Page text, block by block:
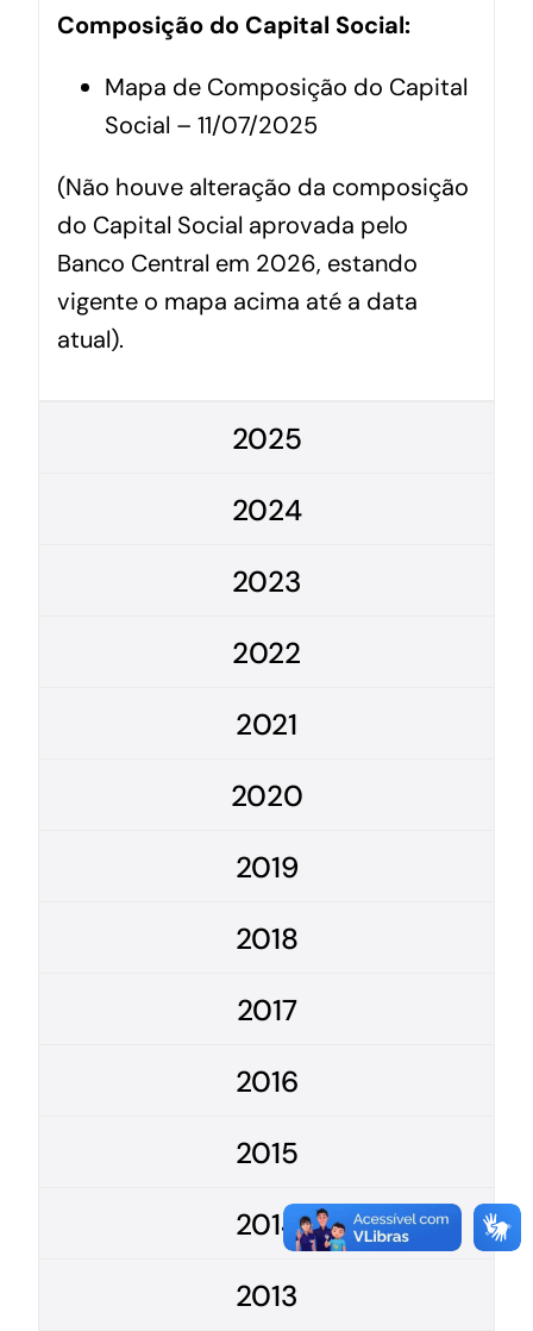
Composição do Capital Social:
Mapa de Composição do Capital
Social – 11/07/2025
(Não houve alteração da composição
do Capital Social aprovada pelo
Banco Central em 2026, estando
vigente o mapa acima até a data
atual).
2025
2024
2023
2022
2021
2020
2019
2018
2017
2016
2015
2014
2013